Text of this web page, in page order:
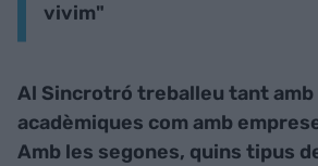
vivim"
Al Sincrotró treballeu tant
acadèmiques com amb
Amb les segones, quins tipus